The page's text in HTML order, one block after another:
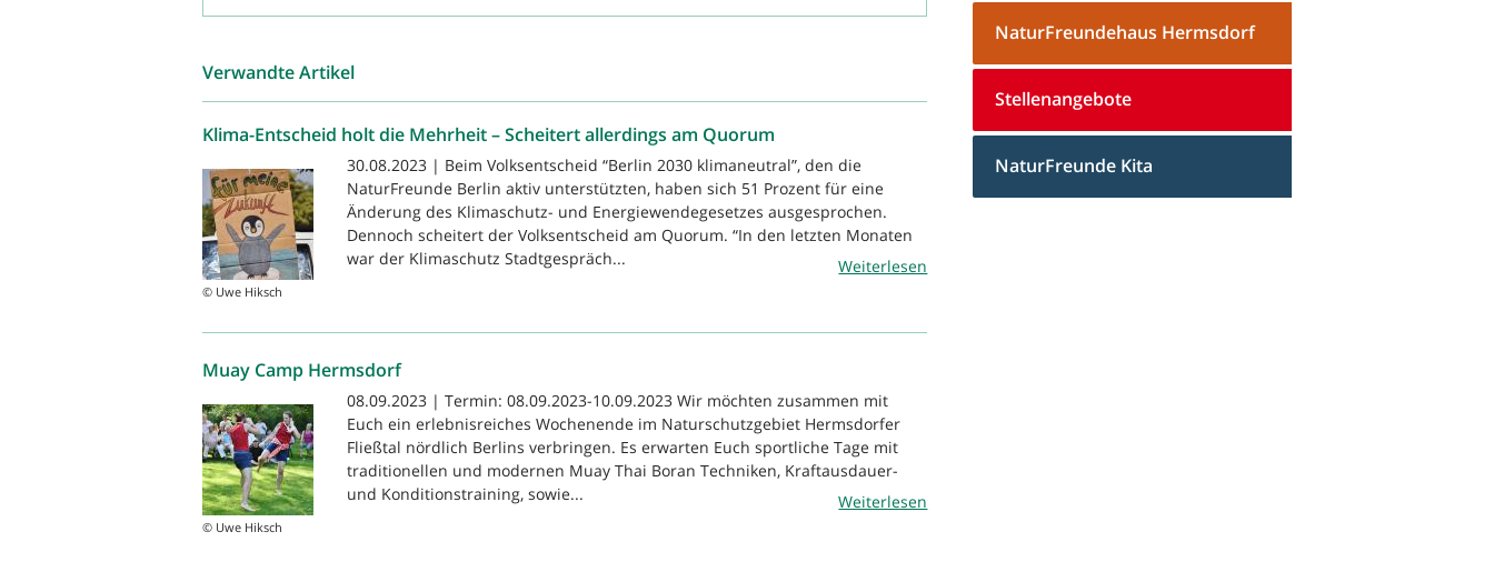
Verwandte Artikel
Klima-Entscheid holt die Mehrheit – Scheitert allerdings am Quorum
© Uwe Hiksch
30.08.2023 | Beim Volksentscheid “Berlin 2030 klimaneutral”, den die
NaturFreunde Berlin aktiv unterstützten, haben sich 51 Prozent für eine
Änderung des Klimaschutz- und Energiewendegesetzes ausgesprochen.
Dennoch scheitert der Volksentscheid am Quorum. “In den letzten Monaten
war der Klimaschutz Stadtgespräch...
Weiterlesen
Muay Camp Hermsdorf
© Uwe Hiksch
08.09.2023 | Termin: 08.09.2023-10.09.2023 Wir möchten zusammen mit
Euch ein erlebnisreiches Wochenende im Naturschutzgebiet Hermsdorfer
Fließtal nördlich Berlins verbringen. Es erwarten Euch sportliche Tage mit
traditionellen und modernen Muay Thai Boran Techniken, Kraftausdauer-
und Konditionstraining, sowie...
Weiterlesen
NaturFreundehaus Hermsdorf
Stellenangebote
NaturFreunde Kita